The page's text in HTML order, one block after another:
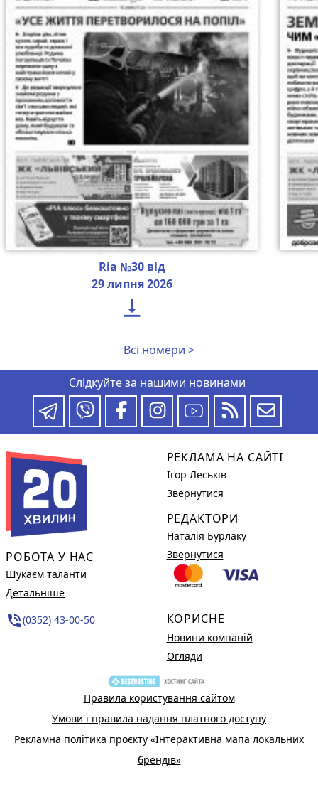
Ria №30 від
29 липня 2026

Всі номери >
Слідкуйте за нашими новинами
РОБОТА У НАС
Шукаєм таланти
Детальніше
phone_in_talk(0352) 43-00-50
РЕКЛАМА НА САЙТІ
Ігор Леськів
Звернутися
РЕДАКТОРИ
Наталія Бурлаку
Звернутися
КОРИСНЕ
Новини компаній
Огляди
Правила користування сайтом
Умови і правила надання платного доступу
Рекламна політика проєкту «Інтерактивна мапа локальних
брендів»